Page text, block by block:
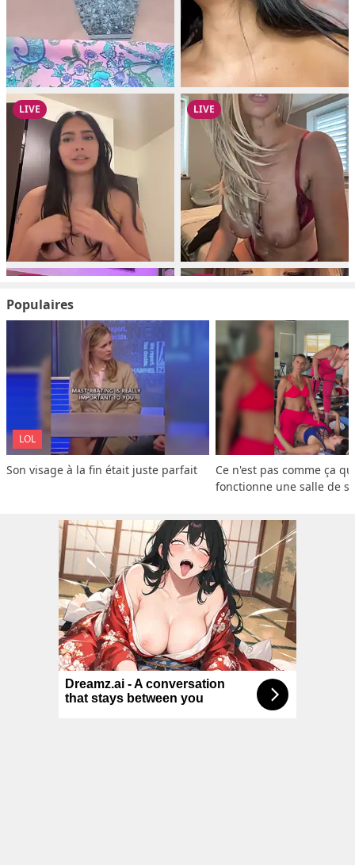
Populaires
LOL
Son visage à la fin était juste parfait
Ce n'est pas comme ça
fonctionne une salle de